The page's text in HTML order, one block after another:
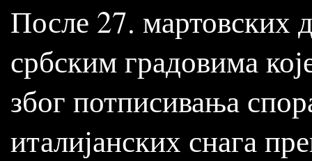
После 27. мартовских
србским градовима
због потписивања
италијанских снага